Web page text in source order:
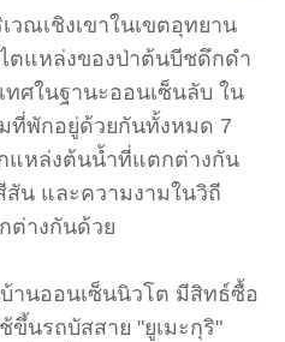
ณเชิงเขาในเขตอุทยาน
ตแหล่งของป่าต้นบีชดึกดำ
ทศในฐานะออนเซ็นลับ ใน
ที่พักอยู่ด้วยกันทั้งหมด 7
แหล่งต้นน้ำที่แตกต่างกัน
น และความงามในวิถี
ต่างกันด้วย
านออนเซ็นนิวโต มีสิทธ์ซื้อ
ขึ้นรถบัสสาย "ยูเมะกุริ"